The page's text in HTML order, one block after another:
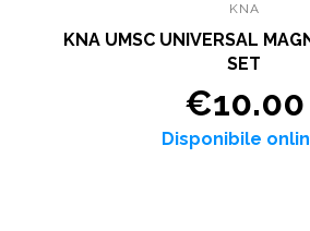
KNA
KNA UMSC UNIVERSAL
SET
€10.00
Disponibile